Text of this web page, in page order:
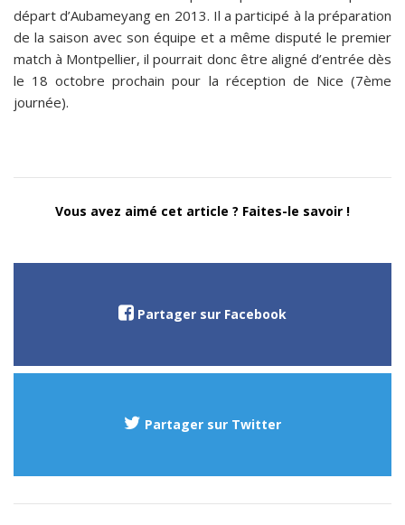
départ d’Aubameyang en 2013. Il a participé à la préparation
de la saison avec son équipe et a même disputé le premier
match à Montpellier, il pourrait donc être aligné d’entrée dès
le 18 octobre prochain pour la réception de Nice (7ème
journée).
Vous avez aimé cet article ? Faites-le savoir !
Partager sur Facebook
Partager sur Twitter